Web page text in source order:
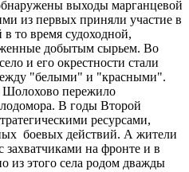
выходы марганцевой
из первых приняли участие в
то время судоходной,
добытым сырьем. Во
и его окрестности стали
"белыми" и "красными".
Шолохово пережило
В годы Второй
ресурсами,
боевых действий. А жители
на фронте и в
из этого села родом дважды